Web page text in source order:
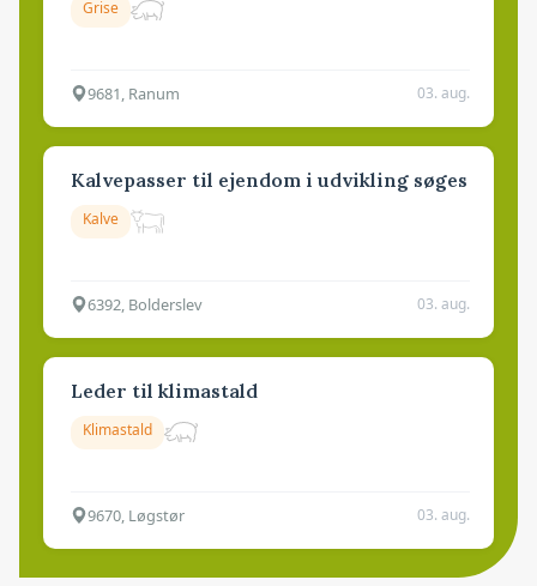
Grise
9681, Ranum 03. aug.
Kalvepasser til ejendom i udvikling søges
Kalve
6392, Bolderslev 03. aug.
Leder til klimastald
Klimastald
9670, Løgstør 03. aug.